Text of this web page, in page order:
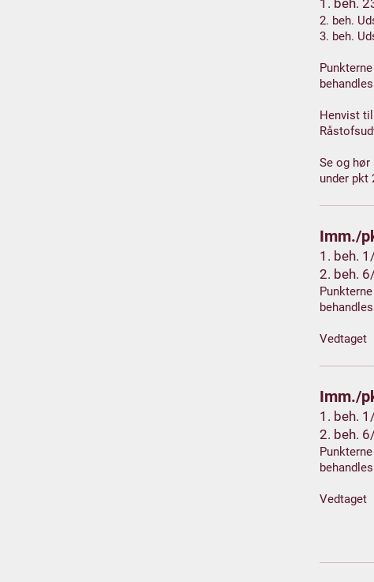
1. beh.
2. beh.
3. beh.
Henvist
Se og hør
under pkt
Imm./
1. beh.
2. beh.
Vedtaget
Imm./
1. beh.
2. beh.
Vedtaget